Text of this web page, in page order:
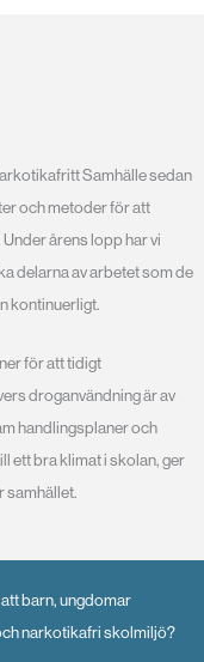
Samhälle sedan
och metoder för att
årens lopp har vi
delarna av arbetet som de
kontinuerligt.
för att tidigt
droganvändning är av
handlingsplaner och
ett bra klimat i skolan, ger
samhället.
barn, ungdomar
narkotikafri skolmiljö?